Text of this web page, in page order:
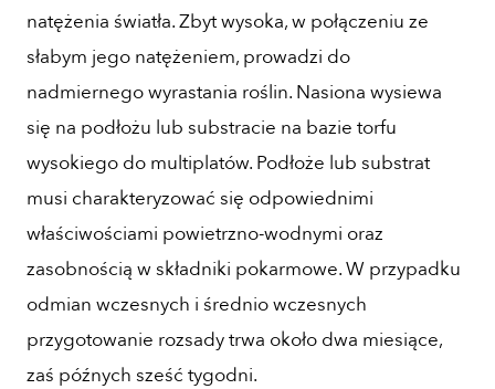
natężenia światła. Zbyt wysoka, w połączeniu ze
słabym jego natężeniem, prowadzi do
nadmiernego wyrastania roślin. Nasiona wysiewa
się na podłożu lub substracie na bazie torfu
wysokiego do multiplatów. Podłoże lub substrat
musi charakteryzować się odpowiednimi
właściwościami powietrzno-wodnymi oraz
zasobnością w składniki pokarmowe. W przypadku
odmian wczesnych i średnio wczesnych
przygotowanie rozsady trwa około dwa miesiące,
zaś późnych sześć tygodni.